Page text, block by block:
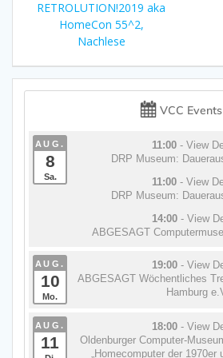
Beitrag:
RETROLUTION!2019 aka
HomeCon 55^2,
Nachlese
VCC Events
AUG.
8
Sa.
11:00 - View
DRP Museum:
11:00 - View
DRP Museum:
14:00 - View
ABGESAGT
AUG.
10
Mo.
19:00 - View
ABGESAGT Wöchentliches
Hamburg
AUG.
11
18:00 - View
Oldenburger Computer-
„Homecomputer der 1970er